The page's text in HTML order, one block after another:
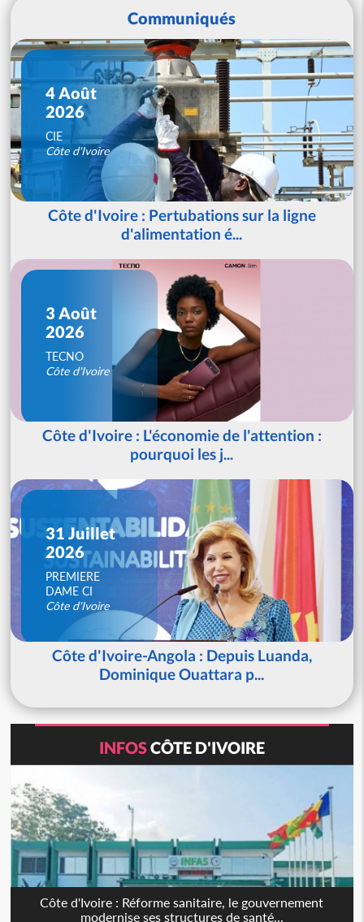
Communiqués
4 Août
2026
CIE
Côte d'Ivoire
Côte d'Ivoire : Pertubations sur la ligne
d'alimentation é...
3 Août
2026
TECNO
Côte d'Ivoire
Côte d'Ivoire : L'économie de l'attention :
pourquoi les j...
31 Juillet
2026
PREMIERE
DAME CI
Côte d'Ivoire
Côte d'Ivoire-Angola : Depuis Luanda,
Dominique Ouattara p...
INFOSCÔTE D'IVOIRE
Côte d'Ivoire : Réforme sanitaire, le gouvernement
modernise ses structures de santé...